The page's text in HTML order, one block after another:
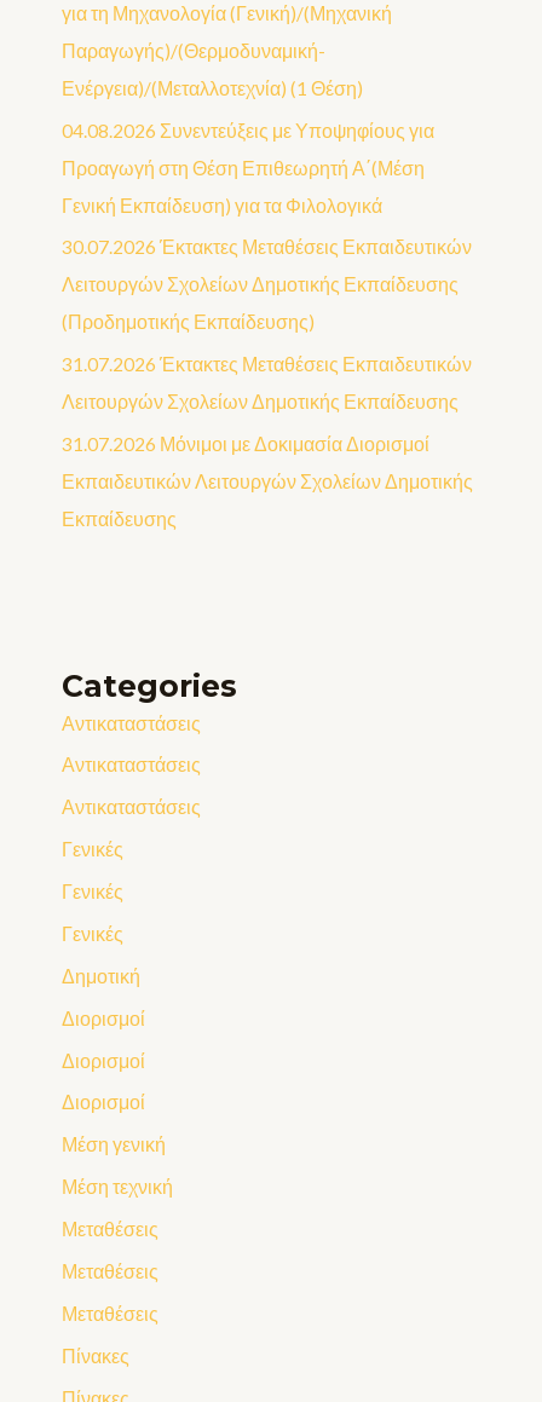
για τη Μηχανολογία (Γενική)/(Μηχανική
Παραγωγής)/(Θερμοδυναμική-
Ενέργεια)/(Μεταλλοτεχνία) (1 Θέση)
04.08.2026 Συνεντεύξεις με Υποψηφίους για
Προαγωγή στη Θέση Επιθεωρητή Α΄(Μέση
Γενική Εκπαίδευση) για τα Φιλολογικά
30.07.2026 Έκτακτες Μεταθέσεις Εκπαιδευτικών
Λειτουργών Σχολείων Δημοτικής Εκπαίδευσης
(Προδημοτικής Εκπαίδευσης)
31.07.2026 Έκτακτες Μεταθέσεις Εκπαιδευτικών
Λειτουργών Σχολείων Δημοτικής Εκπαίδευσης
31.07.2026 Μόνιμοι με Δοκιμασία Διορισμοί
Εκπαιδευτικών Λειτουργών Σχολείων Δημοτικής
Εκπαίδευσης
Categories
Αντικαταστάσεις
Αντικαταστάσεις
Αντικαταστάσεις
Γενικές
Γενικές
Γενικές
Δημοτική
Διορισμοί
Διορισμοί
Διορισμοί
Μέση γενική
Μέση τεχνική
Μεταθέσεις
Μεταθέσεις
Μεταθέσεις
Πίνακες